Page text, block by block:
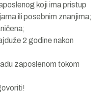
koji ima pristup
ili posebnim znanjima;
2 godine nakon
zaposlenom tokom